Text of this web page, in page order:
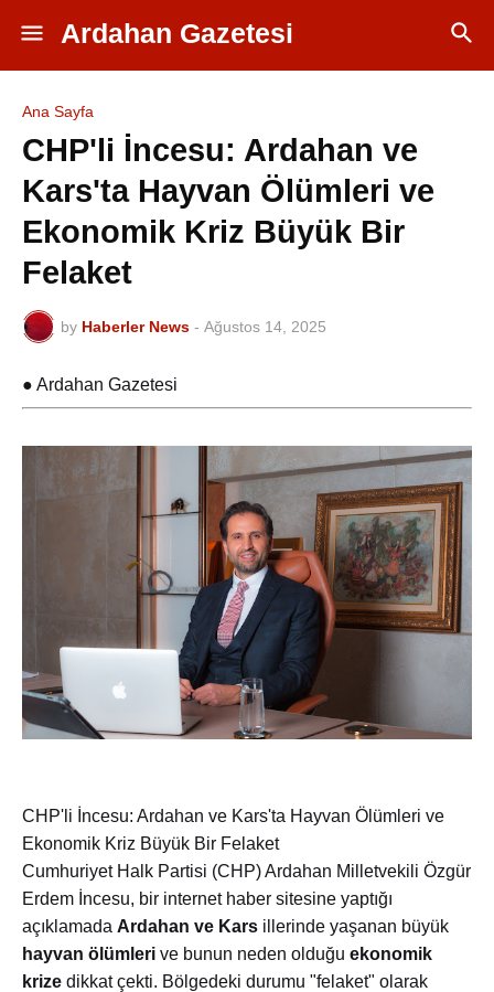
Ardahan Gazetesi
Ana Sayfa
CHP'li İncesu: Ardahan ve
Kars'ta Hayvan Ölümleri ve
Ekonomik Kriz Büyük Bir
Felaket
by Haberler News - Ağustos 14, 2025
● Ardahan Gazetesi
CHP'li İncesu: Ardahan ve Kars'ta Hayvan Ölümleri ve
Ekonomik Kriz Büyük Bir Felaket
Cumhuriyet Halk Partisi (CHP) Ardahan Milletvekili Özgür
Erdem İncesu, bir internet haber sitesine yaptığı
açıklamada Ardahan ve Kars illerinde yaşanan büyük
hayvan ölümleri ve bunun neden olduğu ekonomik
krize dikkat çekti. Bölgedeki durumu "felaket" olarak